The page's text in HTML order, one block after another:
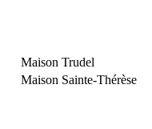
Maison Trudel
Maison Sainte-Thérèse